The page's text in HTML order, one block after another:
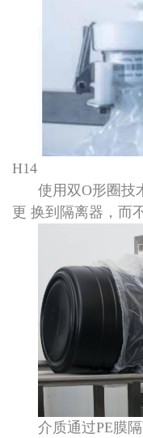
H14
使用双O形圈技
更 换到隔离器，而
介质通过PE膜